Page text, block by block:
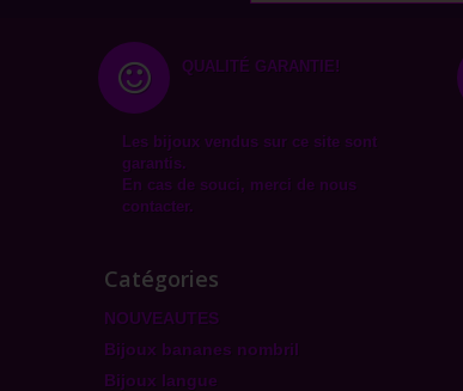
QUALITÉ GARANTIE!
Les bijoux vendus sur ce site sont
garantis.
En cas de souci, merci de nous
contacter.
Catégories
NOUVEAUTES
Bijoux bananes nombril
Bijoux langue